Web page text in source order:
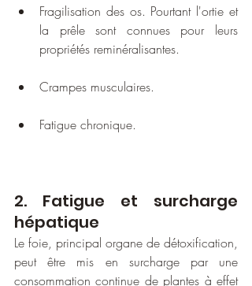
Fragilisation des os. Pourtant l'ortie et
la prêle sont connues pour leurs
propriétés reminéralisantes.
Crampes musculaires.
Fatigue chronique.
2. Fatigue et surcharge
hépatique
Le foie, principal organe de détoxification,
peut être mis en surcharge par une
consommation continue de plantes à effet